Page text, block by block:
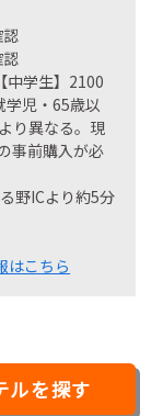
中学生】2100
学児・65歳以
り異なる。現
事前購入が必
野ICより約5分
はこちら
ルを探す